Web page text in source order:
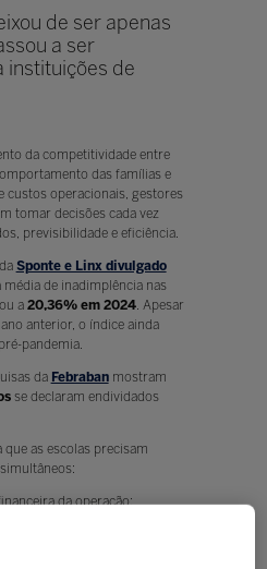
de ser apenas
a ser
instituições de
da competitividade entre
das famílias e
custos operacionais, gestores
tomar decisões cada vez
previsibilidade e eficiência.
Sponte e Linx divulgado
média de inadimplência nas
a 20,36% em 2024. Apesar
anterior, o índice ainda
pandemia.
da Febrabanmostram
se declaram endividados
as escolas precisam
da operação;